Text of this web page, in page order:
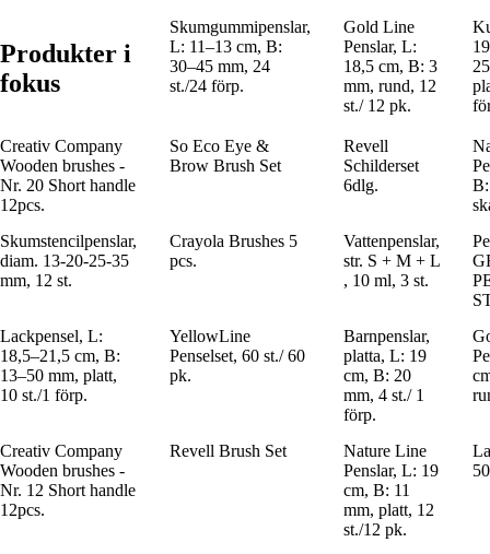
Produkter i
fokus
Skumgummipenslar,
L: 11–13 cm, B:
30–45 mm, 24
st./24 förp.
Gold Line
Penslar, L:
18,5 cm, B: 3
mm, rund, 12
st./ 12 pk.
Creativ Company
Wooden brushes -
Nr. 20 Short handle
12pcs.
So Eco Eye &
Brow Brush Set
Revell
Schilderset
6dlg.
Skumstencilpenslar,
diam. 13-20-25-35
mm, 12 st.
Crayola Brushes 5
pcs.
Vattenpenslar,
str. S + M + L
, 10 ml, 3 st.
Lackpensel, L:
18,5–21,5 cm, B:
13–50 mm, platt,
10 st./1 förp.
YellowLine
Penselset, 60 st./ 60
pk.
Barnpenslar,
platta, L: 19
cm, B: 20
mm, 4 st./ 1
förp.
Creativ Company
Wooden brushes -
Nr. 12 Short handle
12pcs.
Revell Brush Set
Nature Line
Penslar, L: 19
cm, B: 11
mm, platt, 12
st./12 pk.